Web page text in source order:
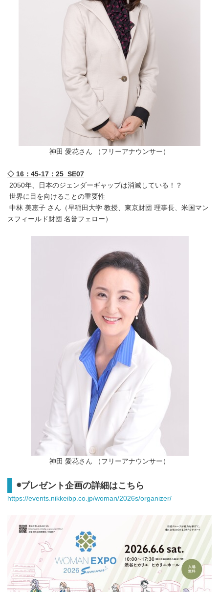
神田 愛花さん （フリーアナウンサー）
◇ 16：45-17：25 SE07
2050年、日本のジェンダーギャップは消滅している！？
世界に目を向けることの重要性
中林 美恵子 さん（早稲田大学 教授、東京財団 理事長、米国マン
スフィールド財団 名誉フェロー）
神田 愛花さん （フリーアナウンサー）
◉プレゼント企画の詳細はこちら
https://events.nikkeibp.co.jp/woman/2026s/organizer/